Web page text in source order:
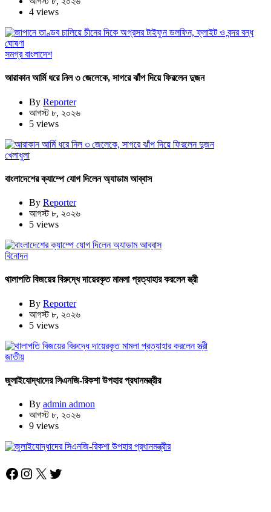
4 views
সমগ্র বাংলাদেশ
আরাকান আর্মি ধরে নিল ৩ জেলেকে, সাগরে ঝাঁপ দিয়ে ফিরলেন দুজন
By Reporter
আগস্ট ৮, ২০২৬
5 views
খেলাধুলা
বাংলাদেশের ক্যাম্পে যোগ দিলেন অ্যাডাম আব্বাস
By Reporter
আগস্ট ৮, ২০২৬
5 views
বিনোদন
থালাপতি বিজয়ের বিরুদ্ধে দায়েরকৃত মামলা প্রত্যাহার করলেন স্ত্রী
By Reporter
আগস্ট ৮, ২০২৬
5 views
জাতীয়
জুলাইযোদ্ধাদের সিএনজি-রিকশা উপহার প্রধানমন্ত্রীর
By admin admon
আগস্ট ৮, ২০২৬
9 views
Facebook
Instagram
X Twitter